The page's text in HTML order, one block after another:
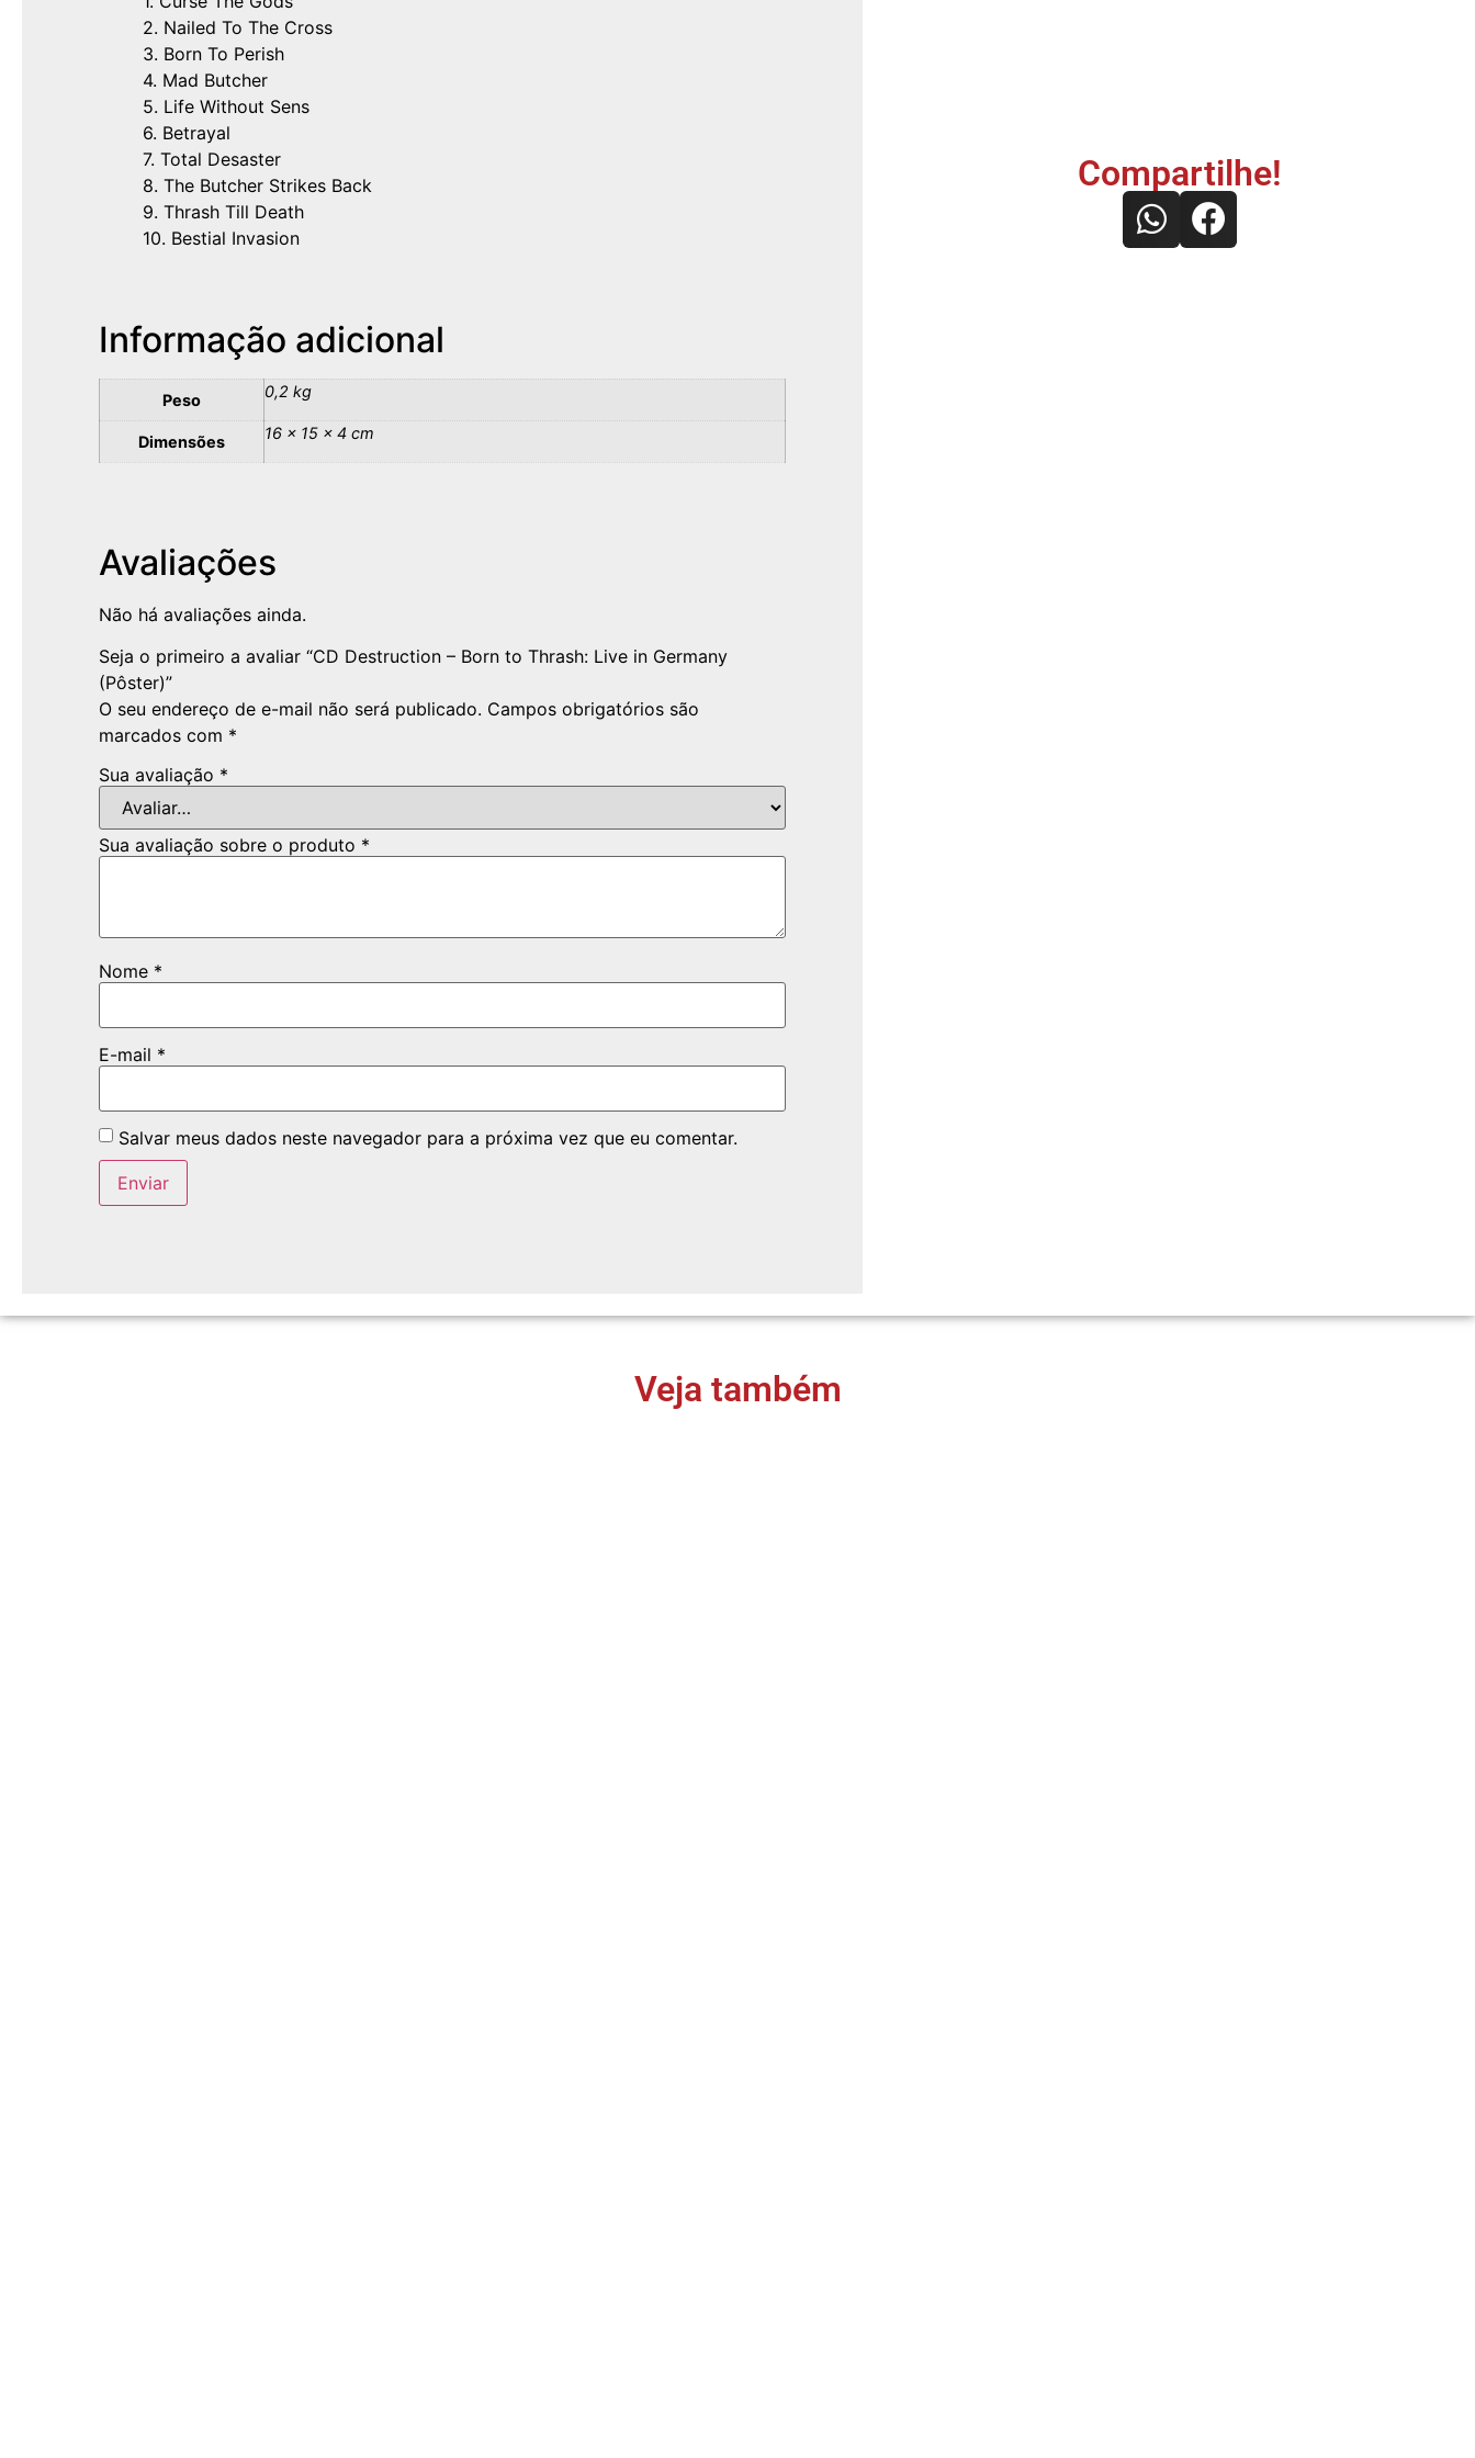
2. Nailed To The Cross
3. Born To Perish
4. Mad Butcher
5. Life Without Sens
6. Betrayal
7. Total Desaster
8. The Butcher Strikes Back
9. Thrash Till Death
10. Bestial Invasion
Informação adicional
Peso 0,2 kg
Dimensões 16 × 15 × 4 cm
Avaliações
Não há avaliações ainda.
Seja o primeiro a avaliar “CD Destruction – Born to Thrash: Live in Germany
(Pôster)”
O seu endereço de e-mail não será publicado. Campos obrigatórios são
marcados com *
Sua avaliação *
Sua avaliação sobre o produto *
Nome *
E-mail *
Salvar meus dados neste navegador para a próxima vez que eu comentar.
Compartilhe!
Veja também